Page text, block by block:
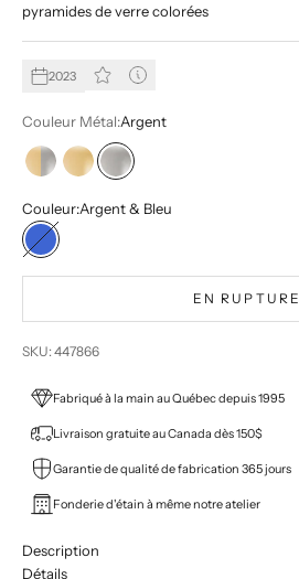
pyramides de verre colorées
2023
Couleur Métal:Argent
Deux tons
Or Argent
Couleur:Argent & Bleu
Argent & Bleu
EN RUPTURE
SKU: 447866
Fabriqué à la main au Québec depuis 1995
Livraison gratuite au Canada dès 150$
Garantie de qualité de fabrication 365 jours
Fonderie d'étain à même notre atelier
Description
Détails